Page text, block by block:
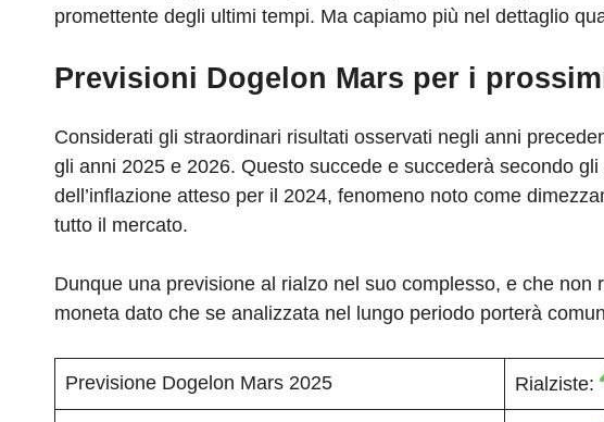
promettente degli ultimi tempi. Ma capiamo più nel dettaglio
Previsioni Dogelon Mars per i
Considerati gli straordinari risultati osservati negli anni
gli anni 2025 e 2026. Questo succede e succederà secondo
dell’inflazione atteso per il 2024, fenomeno noto come
tutto il mercato.
Dunque una previsione al rialzo nel suo complesso, e che
moneta dato che se analizzata nel lungo periodo porterà
Previsione Dogelon Mars 2025 Rialziste: